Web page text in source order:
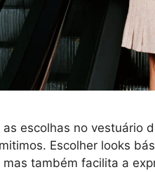
escolhas no vestuário
Escolher looks
também facilita a